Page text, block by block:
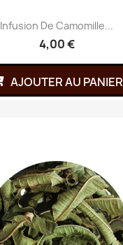
Infusion De Camomille...
4,00 €
AJOUTER AU PANIER